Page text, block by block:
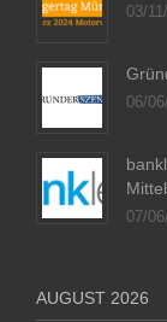
03/
06/
07/
AUGUST 2026